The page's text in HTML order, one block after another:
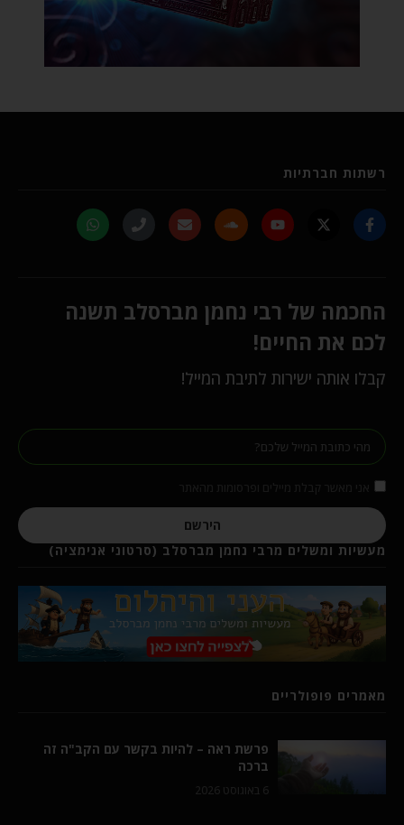
רשתות חברתיות
החכמה של רבי נחמן מברסלב תשנה
לכם את החיים!
קבלו אותה ישירות לתיבת המייל!
הירשם
מעשיות ומשלים מרבי נחמן מברסלב (סרטוני אנימציה)
מאמרים פופולריים
פרשת ראה – להיות בקשר עם הקב"ה זה
ברכה
6 באוגוסט 2026